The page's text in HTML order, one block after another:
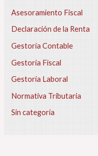
Asesoramiento Fiscal
Declaración de la Renta
Gestoría Contable
Gestoría Fiscal
Gestoría Laboral
Normativa Tributaria
Sin categoría